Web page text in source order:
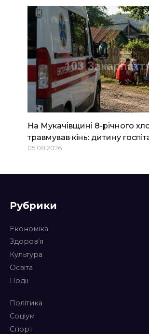
На Мукачівщині 8-річного
травмував кінь: дитину
05.08.2026
Рубрики
Економіка
Здоров’я
Культура
Освіта
Події
Політика
Соціум
Спорт